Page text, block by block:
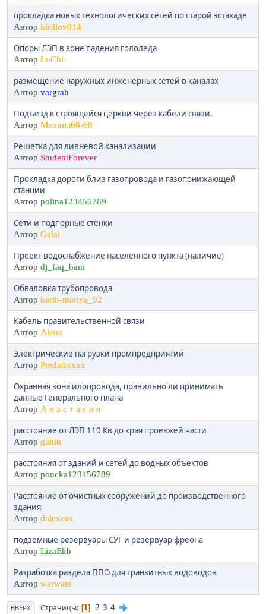
прокладка новых технологических сетей по старой эстакаде
Автор kirillov014
Опоры ЛЭП в зоне падения гололеда
Автор LuChi
размещение наружных инженерных сетей в каналах
Автор vargrah
Подъезд к строящейся церкви через кабели связи.
Автор Михаил68-68
Решетка для ливневой канализации
Автор StudentForever
Прокладка дороги близ газопровода и газопонижающей
станции
Автор polina123456789
Сети и подпорные стенки
Автор Galal
Проект водоснабжение населенного пункта (наличие)
Автор dj_faq_bam
Обваловка трубопровода
Автор karih-mariya_92
Кабель правительственной связи
Автор Alena
Электрические нагрузки промпредприятий
Автор Predatorxxx
Охранная зона илопровода, правильно ли принимать
данные Генерального плана
Автор А н а с т а с и я
расстояние от ЛЭП 110 Кв до края проезжей части
Автор ganin
расстояния от зданий и сетей до водных объектов
Автор poncka123456789
Расстояние от очистных сооружений до производственного
здания
Автор dalexeus
подземные резервуары СУГ и резервуар фреона
Автор LizaEkb
Разработка раздела ППО для транзитных водоводов
Автор warwara
ВВЕРХ Страницы 1 2 3 4